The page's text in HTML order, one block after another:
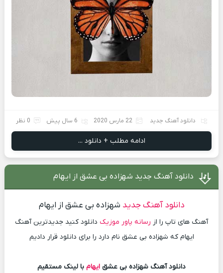
دانلود آهنگ جدید 22 مارس 2020 6 سال پیش 0 نظر
ادامه مطلب + دانلود ...
دانلود آهنگ جدید شهزاده بی عشق از ایهام
دانلود آهنگ جدید شهزاده بی عشق از ایهام
آهنگ های تاپ را از رسانه پاور موزیک دانلود کنید جدیدترین آهنگ
ایهام که شهزاده بی عشق نام دارد را برای دانلود قرار دادیم
دانلود آهنگ شهزاده بی عشق ایهام با لینک مستقیم